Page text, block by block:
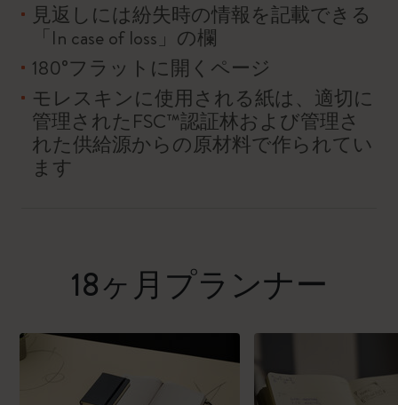
見返しには紛失時の情報を記載できる
「In case of loss」の欄
180°フラットに開くページ
モレスキンに使用される紙は、適切に
管理されたFSC™認証林および管理さ
れた供給源からの原材料で作られてい
ます
18ヶ月プランナー